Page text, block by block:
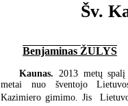
Šv.
Benjaminas ŽULYS
Kaunas. 2013 metų
metai nuo šventojo
Kazimiero gimimo. Jis 